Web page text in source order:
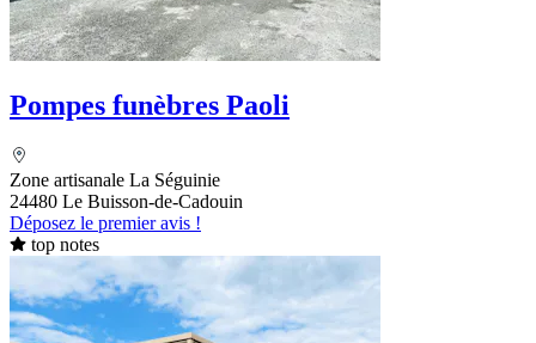
Pompes funèbres Paoli
Zone artisanale La Séguinie
24480 Le Buisson-de-Cadouin
Déposez le premier avis !
top notes